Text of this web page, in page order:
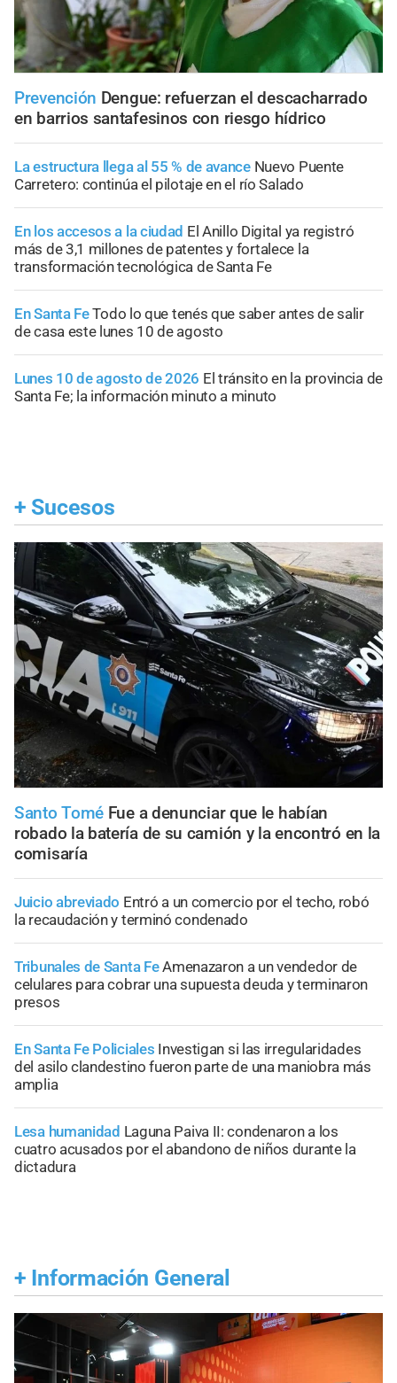
Prevención Dengue: refuerzan el descacharrado
en barrios santafesinos con riesgo hídrico
La estructura llega al 55 % de avance Nuevo Puente
Carretero: continúa el pilotaje en el río Salado
En los accesos a la ciudad El Anillo Digital ya registró
más de 3,1 millones de patentes y fortalece la
transformación tecnológica de Santa Fe
En Santa FeTodo lo que tenés que saber antes de salir
de casa este lunes 10 de agosto
Lunes 10 de agosto de 2026 El tránsito en la provincia de
Santa Fe; la información minuto a minuto
+ Sucesos
Santo Tomé Fue a denunciar que le habían
robado la batería de su camión y la encontró en la
comisaría
Juicio abreviado Entró a un comercio por el techo, robó
la recaudación y terminó condenado
Tribunales de Santa FeAmenazaron a un vendedor de
celulares para cobrar una supuesta deuda y terminaron
presos
En Santa Fe Policiales Investigan si las irregularidades
del asilo clandestino fueron parte de una maniobra más
amplia
Lesa humanidad Laguna Paiva II: condenaron a los
cuatro acusados por el abandono de niños durante la
dictadura
+ Información General